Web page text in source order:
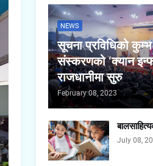
NEWS
सूचना प्रविधिको
संस्करणको ‘क्यान
राजधानीमा सुरु
February 08, 2023
July 08,